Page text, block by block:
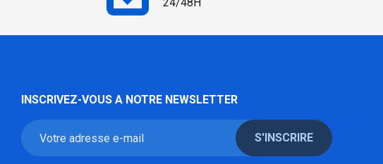
INSCRIVEZ-VOUS A NOTRE NEWSLETTER
S'INSCRIRE